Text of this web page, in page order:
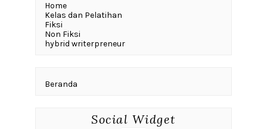
Home
Kelas dan Pelatihan
Fiksi
Non Fiksi
hybrid writerpreneur
Beranda
Social Widget